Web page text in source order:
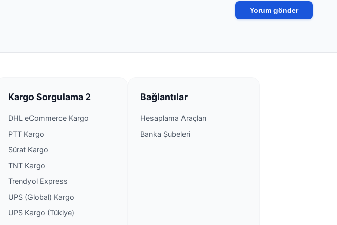
Kargo Sorgulama 2
DHL eCommerce Kargo
PTT Kargo
Sürat Kargo
TNT Kargo
Trendyol Express
UPS (Global) Kargo
UPS Kargo (Tükiye)
Bağlantılar
Hesaplama Araçları
Banka Şubeleri